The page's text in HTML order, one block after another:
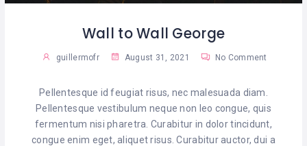
Wall to Wall George
guillermofr August 31, 2021 No Comment
Pellentesque id feugiat risus, nec malesuada diam.
Pellentesque vestibulum neque non leo congue, quis
fermentum nisi pharetra. Curabitur in dolor tincidunt,
congue enim eget, aliquet risus. Curabitur auctor, dui a